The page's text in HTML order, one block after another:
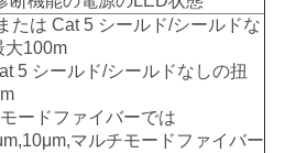
たは Cat 5 シールド/シールドな
大100m
5 シールド/シールドなしの扭
ードファイバーでは
マルチモードファイバー